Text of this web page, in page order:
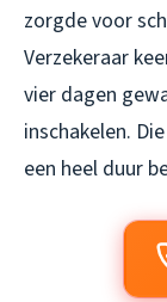
zorgde voor
Verzekeraar
vier dagen
inschakelen.
een heel duur